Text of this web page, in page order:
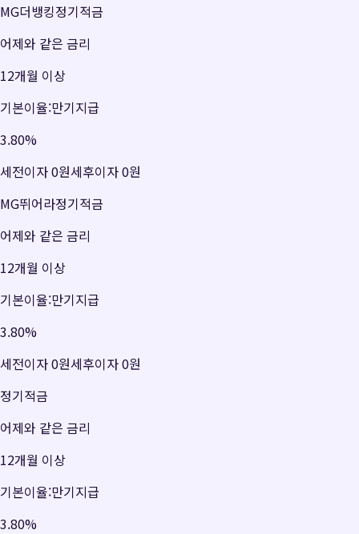
MG더뱅킹정기적금
어제와 같은 금리
12개월 이상
기본이율:만기지급
3.80%
세전이자0원세후이자0원
MG뛰어라정기적금
어제와 같은 금리
12개월 이상
기본이율:만기지급
3.80%
세전이자0원세후이자0원
정기적금
어제와 같은 금리
12개월 이상
기본이율:만기지급
3.80%